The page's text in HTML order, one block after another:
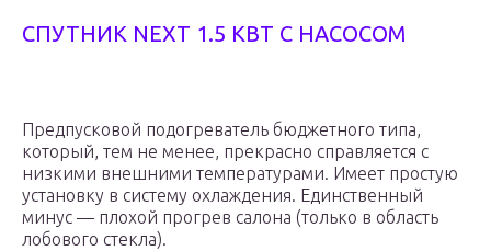
СПУТНИК NEXT 1.5 КВТ С НАСОСОМ
Предпусковой подогреватель бюджетного типа,
который, тем не менее, прекрасно справляется с
низкими внешними температурами. Имеет простую
установку в систему охлаждения. Единственный
минус — плохой прогрев салона (только в область
лобового стекла).